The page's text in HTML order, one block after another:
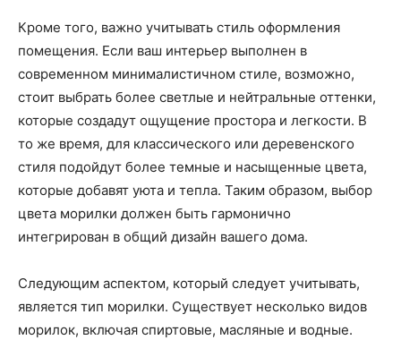
Кроме того, важно учитывать стиль оформления
помещения. Если ваш интерьер выполнен в
современном минималистичном стиле, возможно,
стоит выбрать более светлые и нейтральные оттенки,
которые создадут ощущение простора и легкости. В
то же время, для классического или деревенского
стиля подойдут более темные и насыщенные цвета,
которые добавят уюта и тепла. Таким образом, выбор
цвета морилки должен быть гармонично
интегрирован в общий дизайн вашего дома.
Следующим аспектом, который следует учитывать,
является тип морилки. Существует несколько видов
морилок, включая спиртовые, масляные и водные.